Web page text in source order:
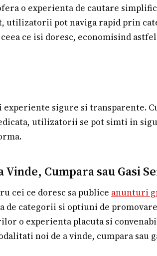
o experienta de cautare
utilizatorii pot naviga rapid prin
ce isi doresc, economisind
sigure si transparente.
utilizatorii se pot simti in
Vinde, Cumpara sau Gasi
cei ce doresc sa publice anunturi
de categorii si optiuni de
o experienta placuta si
noi de a vinde, cumpara sau